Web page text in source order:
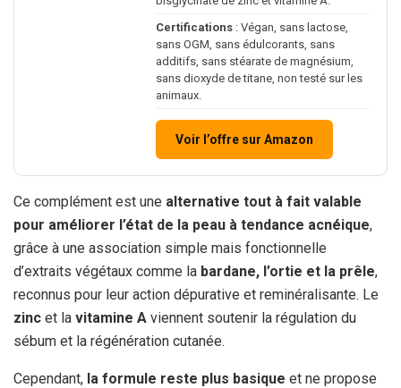
Certifications : Végan, sans lactose,
sans OGM, sans édulcorants, sans
additifs, sans stéarate de magnésium,
sans dioxyde de titane, non testé sur les
animaux.
Voir l’offre sur Amazon
Ce complément est une alternative tout à fait valable
pour améliorer l’état de la peau à tendance acnéique,
grâce à une association simple mais fonctionnelle
d’extraits végétaux comme la bardane, l’ortie et la prêle,
reconnus pour leur action dépurative et reminéralisante. Le
zinc et la vitamine A viennent soutenir la régulation du
sébum et la régénération cutanée.
Cependant, la formule reste plus basique et ne propose